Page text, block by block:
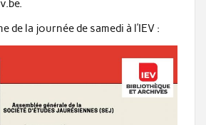
de la journée de samedi à l’IEV :